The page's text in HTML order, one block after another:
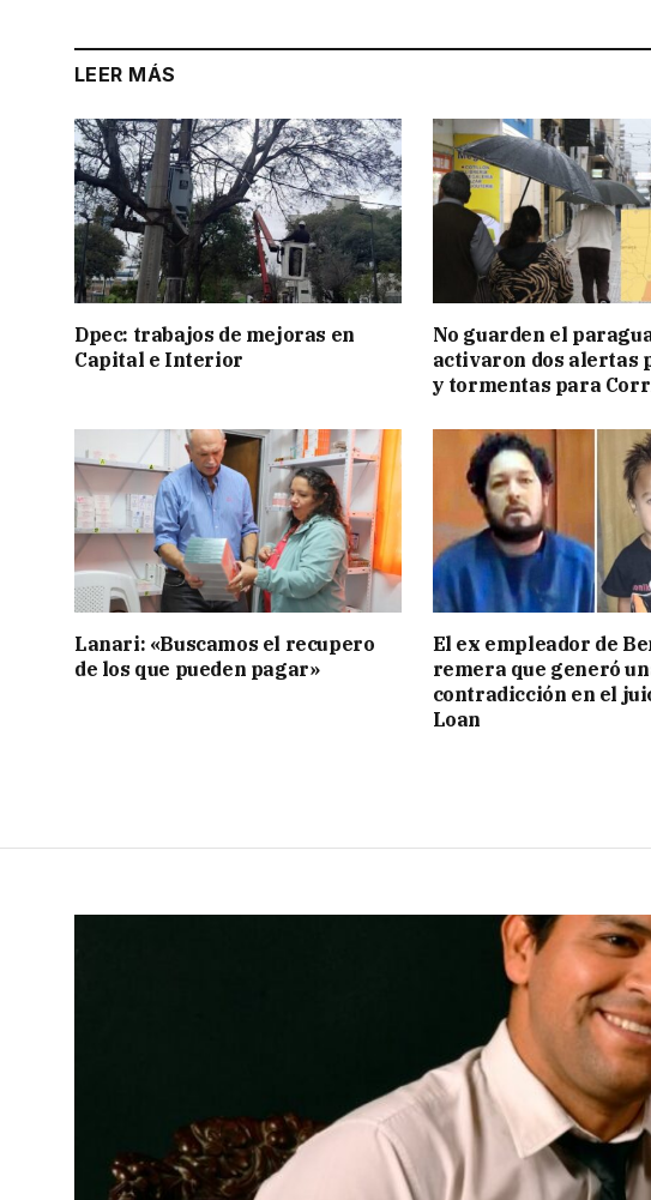
LEER MÁS
Dpec: trabajos de mejoras en
Capital e Interior
No guarden el
activaron dos alertas
y tormentas para
Lanari: «Buscamos el recupero
de los que pueden pagar»
El ex empleador de
remera que generó
contradicción en el
Loan